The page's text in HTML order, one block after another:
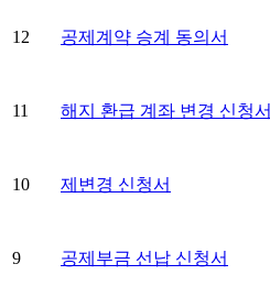
12 공제계약 승계 동의서
11 해지 환급 계좌 변경 신청서
10 제변경 신청서
9 공제부금 선납 신청서